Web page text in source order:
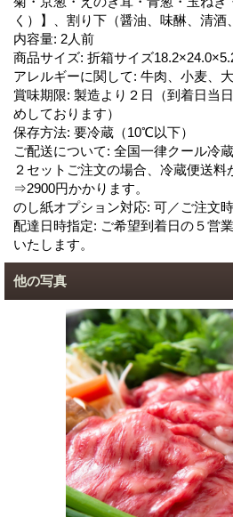
く）】、割り下（醤油、味醂、清酒
内容量: 2人前
商品サイズ: 折箱サイズ
アレルギーに関して: 牛肉、小麦、
賞味期限: 製造より２日（到着日当
めしております）
保存方法: 要冷蔵（10℃以下）
ご配送について: 全国一律クール冷
２セットご注文の場合、冷蔵便送料
⇒2900円かかります。
のし紙オプション対応: 可／ご注文
配達日時指定: ご希望到着日の５営
いたします。
他の写真